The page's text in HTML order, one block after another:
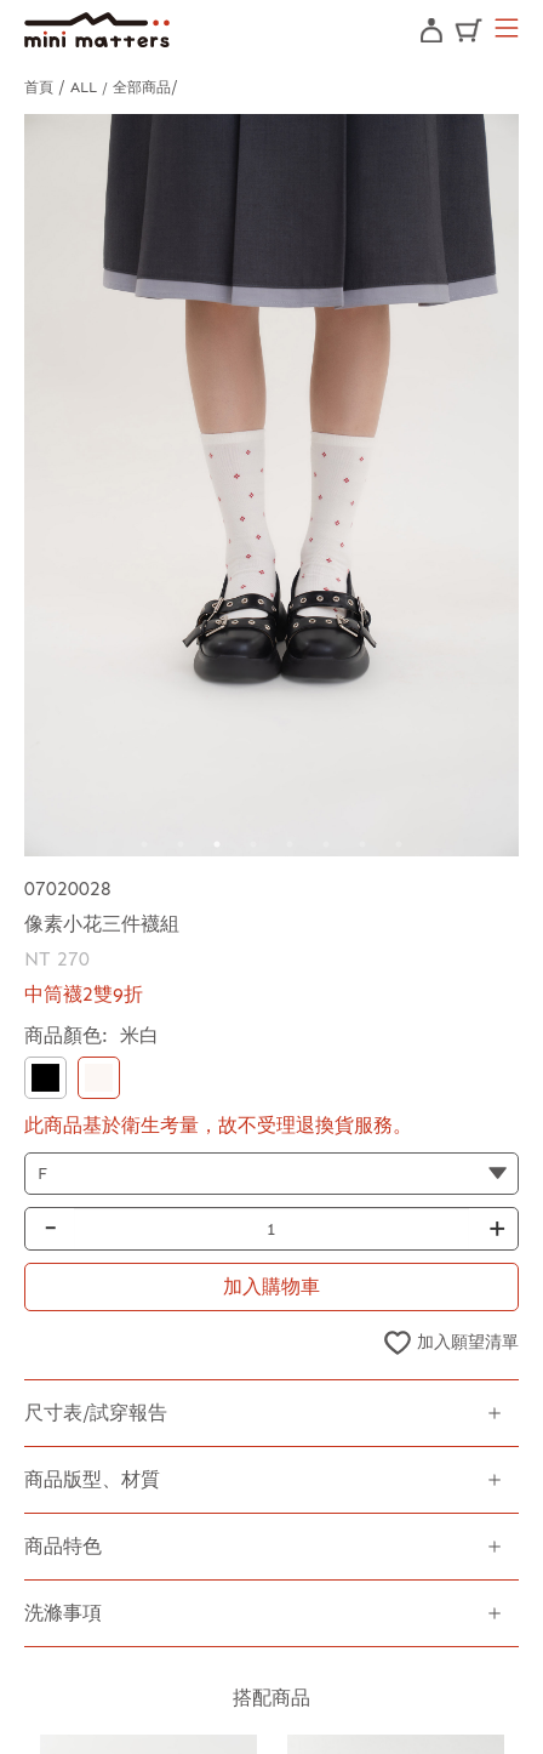
首頁 ALL / 全部商品
07020028
像素小花三件襪組
NT 270
中筒襪2雙9折
商品顏色: 米白
此商品基於衛生考量，故不受理退換貨服務。
- +
加入購物車
加入願望清單
尺寸表/試穿報告
商品版型、材質
商品特色
洗滌事項
搭配商品